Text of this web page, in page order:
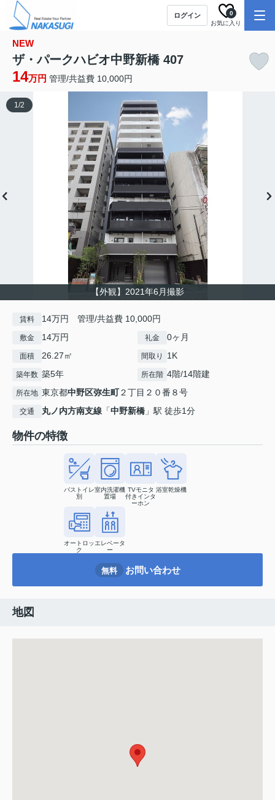
ログイン
お気に入り
0
NEW
ザ・パークハビオ中野新橋 407
14万円 管理/共益費 10,000円
【外観】2021年6月撮影
1/2
賃料 14万円 管理/共益費 10,000円
敷金 14万円 礼金 0ヶ月
面積 26.27㎡ 間取り 1K
築年数 築5年 所在階 4階/14階建
所在地 東京都中野区弥生町２丁目２０番８号
交通 丸ノ内方南支線 「中野新橋 」駅 徒歩1分
物件の特徴
バストイレ
別
室内洗濯機
置場
TVモニタ
付きインタ
ーホン
浴室乾燥機
オートロッ
ク
エレベータ
ー
無料 お問い合わせ
地図